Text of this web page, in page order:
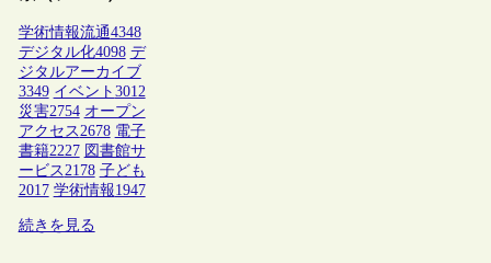
学術情報流通4348
デジタル化4098 デ
ジタルアーカイブ
3349 イベント 3012
災害2754 オープン
アクセス2678 電子
書籍2227 図書館サ
ービス2178 子ども
2017 学術情報1947
続きを見る